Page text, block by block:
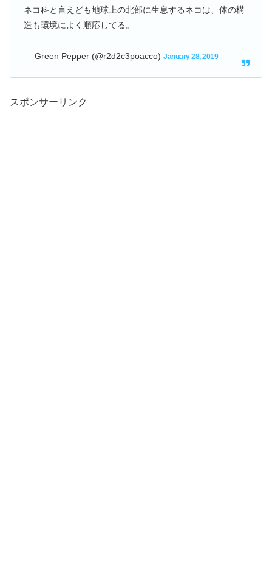
ネコ科と言えども地球上の北部に生息するネコは、体の構
造も環境によく順応してる。
— Green Pepper (@r2d2c3poacco) January 28, 2019
スポンサーリンク